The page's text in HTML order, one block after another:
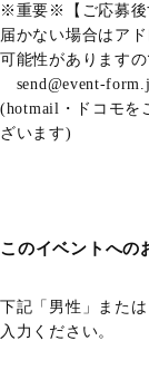
※重要※【ご応募後
届かない場合はア
可能性がありますの
send@event-
(hotmail・ドコモを
ざいます)
このイベントへの
下記「男性」また
入力ください。